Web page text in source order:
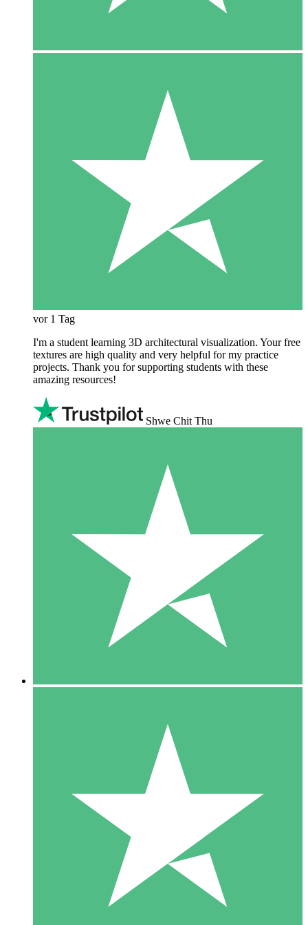
vor 1 Tag
I'm a student learning 3D architectural visualization. Your free
textures are high quality and very helpful for my practice
projects. Thank you for supporting students with these
amazing resources!
Shwe Chit Thu